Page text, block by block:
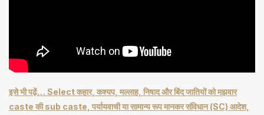
इसे भी पढ़ें… Select कहार, कश्यप, मल्लाह, निषाद और बिंद जातियों को मझवार
caste की sub caste, पर्यायवाची या सामान्य रूप मानकर संविधान (SC) आदेश,